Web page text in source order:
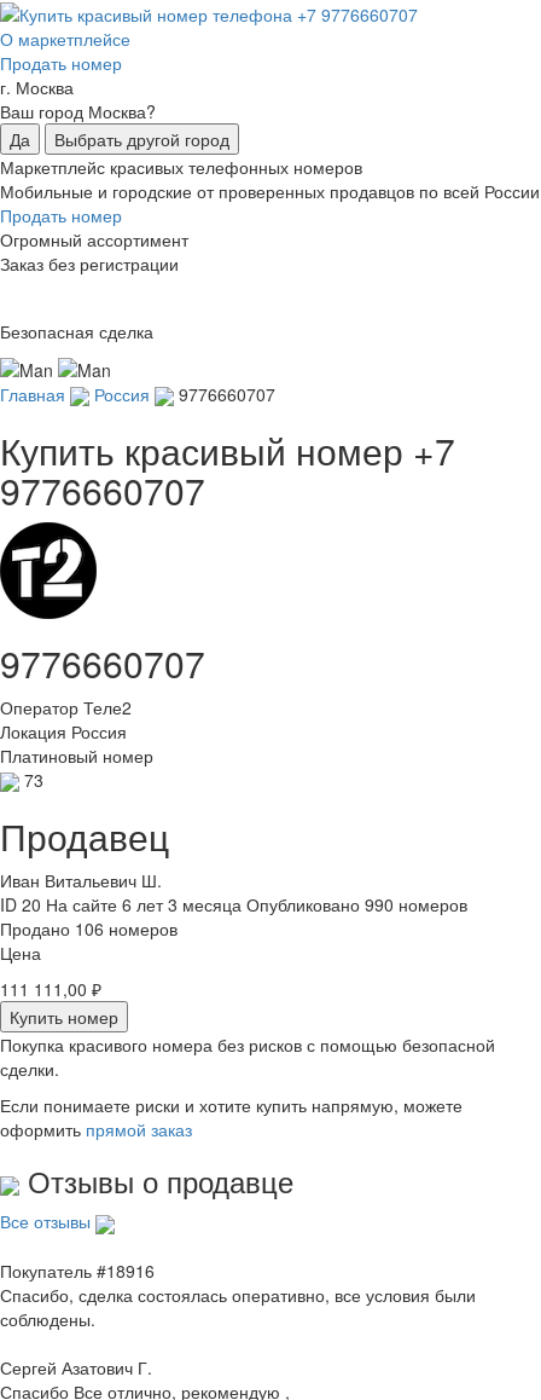
О маркетплейсе
Продать номер
г. Москва
Ваш город Москва?
Да
Выбрать другой город
Маркетплейс красивых телефонных номеров
Мобильные и городские от проверенных продавцов по всей России
Продать номер
Огромный ассортимент
Заказ без регистрации
Безопасная сделка
Главная Россия 9776660707
Купить красивый номер +7
9776660707
9776660707
Оператор Теле2
Локация Россия
Платиновый номер
73
Продавец
Иван Витальевич Ш.
ID 20 На сайте 6 лет 3 месяца Опубликовано 990 номеров
Продано 106 номеров
Цена
111 111,00 ₽
Купить номер
Покупка красивого номера без рисков с помощью безопасной
сделки.
Если понимаете риски и хотите купить напрямую, можете
оформить прямой заказ
Отзывы о продавце
Все отзывы
Покупатель #18916
Спасибо, сделка состоялась оперативно, все условия были
соблюдены.
Сергей Азатович Г.
Спасибо Все отлично, рекомендую ,